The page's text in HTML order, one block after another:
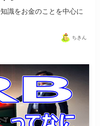
識をお金のことを中心に
ちきん